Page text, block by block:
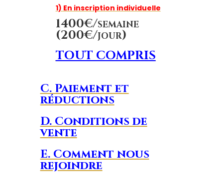
1) En inscription individuelle
1400€/semaine
(200€/jour)
TOUT COMPRIS
C. Paiement et
réductions
D. Conditions de
vente
E. Comment nous
rejoindre